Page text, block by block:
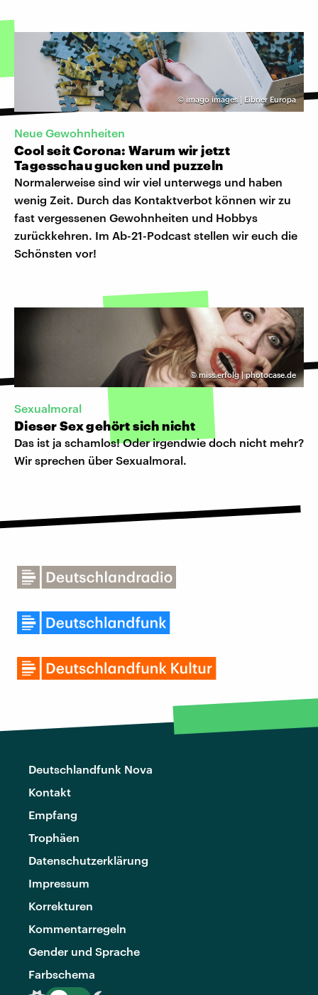
© imago images | Eibner Europa
Neue Gewohnheiten
Cool seit Corona: Warum wir jetzt
Tagesschau gucken und puzzeln
Normalerweise sind wir viel unterwegs und haben
wenig Zeit. Durch das Kontaktverbot können wir zu
fast vergessenen Gewohnheiten und Hobbys
zurückkehren. Im Ab-21-Podcast stellen wir euch die
Schönsten vor!
©miss.erfolg | photocase.de
Sexualmoral
Dieser Sex gehört sich nicht
Das ist ja schamlos! Oder irgendwie doch nicht mehr?
Wir sprechen über Sexualmoral.
Deutschlandfunk Nova
Kontakt
Empfang
Trophäen
Datenschutzerklärung
Impressum
Korrekturen
Kommentarregeln
Gender und Sprache
Farbschema